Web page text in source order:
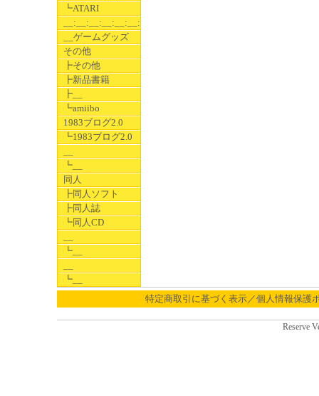
┗ATARI
__:__:__:__:__:__:__
__ゲームグッズ
その他
┣その他
┣新品書籍
┣__
┗amiibo
1983ブログ2.0
┗1983ブログ2.0
┗__
同人
┣同人ソフト
┣同人誌
┗同人CD
┗__
┗__
特定商取引に基づく表示／個人情報保護
Reserve